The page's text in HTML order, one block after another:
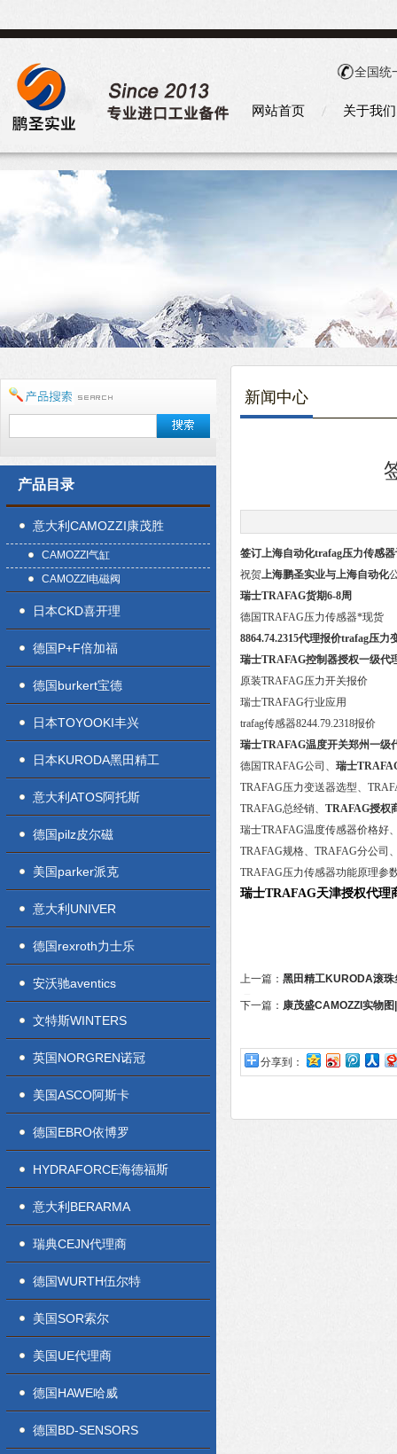
全国统
网站首页 关于我们
产品目录
意大利CAMOZZI康茂胜
CAMOZZI气缸
CAMOZZI电磁阀
日本CKD喜开理
德国P+F倍加福
德国burkert宝德
日本TOYOOKI丰兴
日本KURODA黑田精工
意大利ATOS阿托斯
德国pilz皮尔磁
美国parker派克
意大利UNIVER
德国rexroth力士乐
安沃驰aventics
文特斯WINTERS
英国NORGREN诺冠
美国ASCO阿斯卡
德国EBRO依博罗
HYDRAFORCE海德福斯
意大利BERARMA
瑞典CEJN代理商
德国WURTH伍尔特
美国SOR索尔
美国UE代理商
德国HAWE哈威
德国BD-SENSORS
新闻中心
签订上海自动化trafag压力传感
祝贺上海鹏圣实业与上海自动化
瑞士TRAFAG货期6-8周
德国TRAFAG压力传感器*现货
8864.74.2315代理报价trafag压力
瑞士TRAFAG控制器授权一级代
原装TRAFAG压力开关报价
瑞士TRAFAG行业应用
trafag传感器8244.79.2318报价
瑞士TRAFAG温度开关郑州一级
德国TRAFAG公司、 瑞士
TRAFAG压力变送器选型、
TRAFAG总经销、 TRAFAG授权
瑞士TRAFAG温度传感器价格好
TRAFAG规格、TRAFAG分公司
TRAFAG压力传感器功能原理参
瑞士TRAFAG天津授权代理
上一篇： 黑田精工KURODA滚
理
下一篇： 康茂盛CAMOZZI实物
分享到：